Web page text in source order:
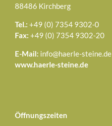
88486 Kirchberg
Tel.: +49 (0) 7354 9302-0
Fax: +49 (0) 7354 9302-20
E-Mail: info@haerle-steine.de
www.haerle-steine.de
Öffnungszeiten